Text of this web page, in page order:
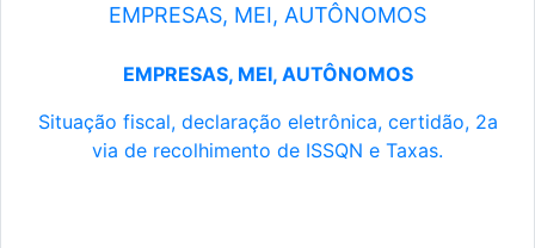
EMPRESAS, MEI, AUTÔNOMOS
EMPRESAS, MEI, AUTÔNOMOS
Situação fiscal, declaração eletrônica, certidão, 2a
via de recolhimento de ISSQN e Taxas.